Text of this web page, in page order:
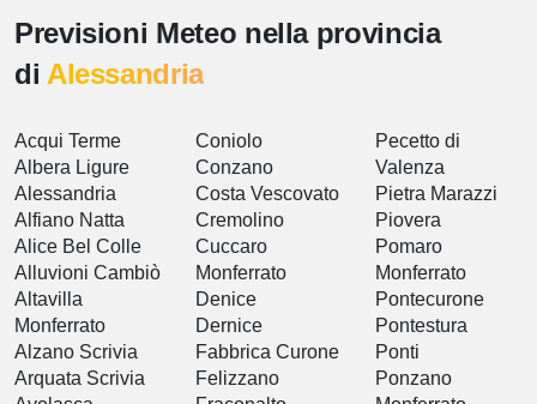
Previsioni Meteo nella provincia
di Alessandria
Acqui Terme
Albera Ligure
Alessandria
Alfiano Natta
Alice Bel Colle
Alluvioni Cambiò
Altavilla
Monferrato
Alzano Scrivia
Arquata Scrivia
Coniolo
Conzano
Costa Vescovato
Cremolino
Cuccaro
Monferrato
Denice
Dernice
Fabbrica Curone
Felizzano
Pecetto di
Valenza
Pietra Marazzi
Piovera
Pomaro
Monferrato
Pontecurone
Pontestura
Ponti
Ponzano